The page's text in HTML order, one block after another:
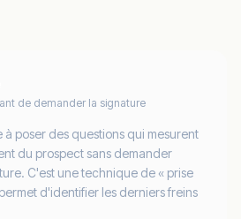
de demander la signature
à poser des questions qui mesurent
du prospect sans demander
C'est une technique de « prise
d'identifier les derniers freins